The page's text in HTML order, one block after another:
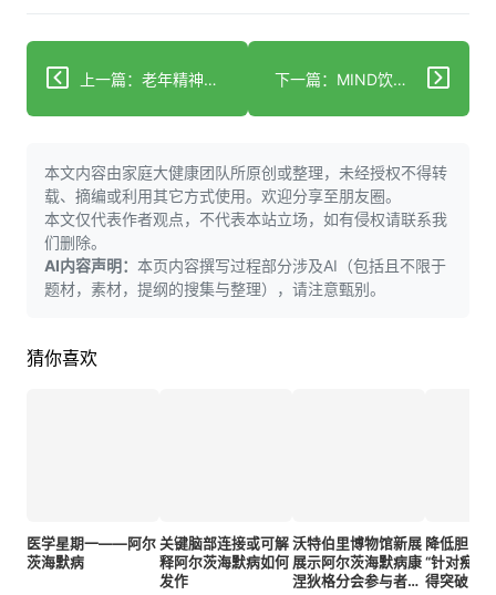
上一篇：老年精神病床位不足使患者和医生面临风险 下一篇：MIND饮食或可降低老年痴呆风险，即便晚年开始亦有效
本文内容由家庭大健康团队所原创或整理，未经授权不得转
载、摘编或利用其它方式使用。欢迎分享至朋友圈。
本文仅代表作者观点，不代表本站立场，如有侵权请联系我
们删除。
AI内容声明： 本页内容撰写过程部分涉及AI（包括且不限于
题材，素材，提纲的搜集与整理），请注意甄别。
猜你喜欢
医学星期一——阿尔
茨海默病
关键脑部连接或可解
释阿尔茨海默病如何
发作
沃特伯里博物馆新展
展示阿尔茨海默病康
涅狄格分会参与者作
降低胆固
“针对痴呆
得突破